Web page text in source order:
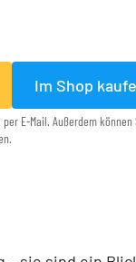
Im Shop
E-Mail. Außerdem